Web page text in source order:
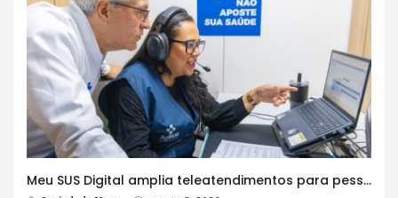
Meu SUS Digital amplia teleatendimentos para pessoas com problemas com jogos e apostas